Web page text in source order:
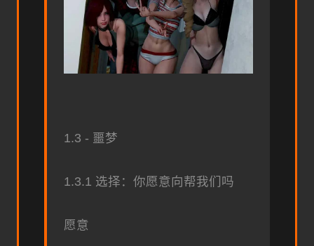
1.3 - 噩梦
1.3.1 选择：你愿意向帮我们吗
愿意